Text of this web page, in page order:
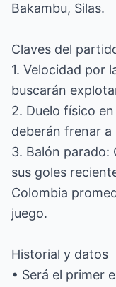
Bakambu, Silas.
Claves del
1. Velocidad por
buscarán
2. Duelo físico
deberán frenar a
3. Balón parado:
sus goles
Colombia
juego.
Historial y datos
• Será el primer